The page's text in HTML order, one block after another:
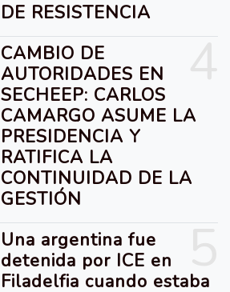
DE RESISTENCIA
CAMBIO DE
AUTORIDADES EN
SECHEEP: CARLOS
CAMARGO ASUME LA
PRESIDENCIA Y
RATIFICA LA
CONTINUIDAD DE LA
GESTIÓN
Una argentina fue
detenida por ICE en
Filadelfia cuando estaba